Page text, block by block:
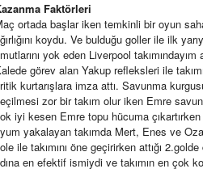
Faktörleri
ortada başlar iken temkinli bir oyun
koydu. Ve bulduğu goller ile ilk
yok eden Liverpool
görev alan Yakup refleksleri ile
kurtarışlara imza attı. Savunma
zor bir takım olur iken Emre
iyi kesen Emre topu hücuma
yakalayan takımda Mert, Enes ve
ile takımını öne geçirirken attığı
en efektif ismiydi ve takımın en çok